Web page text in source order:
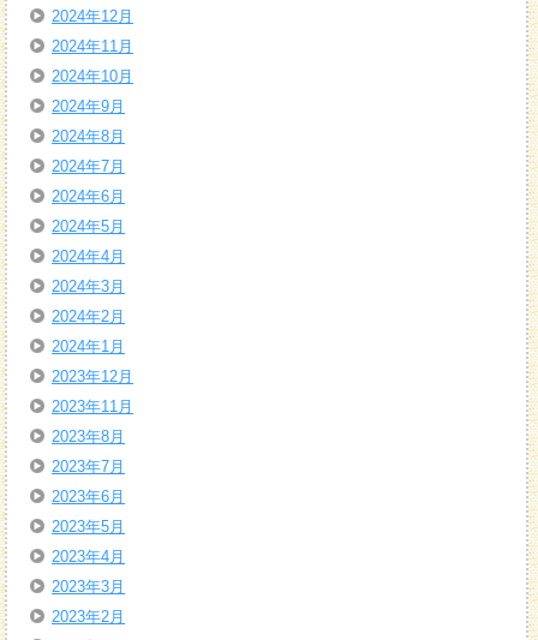
2024年12月
2024年11月
2024年10月
2024年9月
2024年8月
2024年7月
2024年6月
2024年5月
2024年4月
2024年3月
2024年2月
2024年1月
2023年12月
2023年11月
2023年8月
2023年7月
2023年6月
2023年5月
2023年4月
2023年3月
2023年2月